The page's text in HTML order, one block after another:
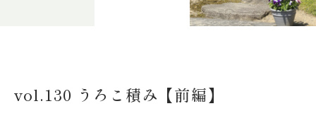
vol.130 うろこ積み【前編】